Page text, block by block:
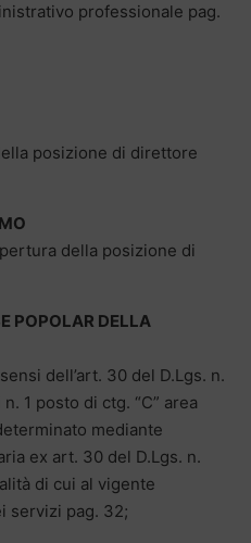
professionale pag.
posizione di direttore
della posizione di
POPOLAR DELLA
dell’art. 30 del D.Lgs. n.
1 posto di ctg. “C” area
mediante
ex art. 30 del D.Lgs. n.
di cui al vigente
servizi pag. 32;